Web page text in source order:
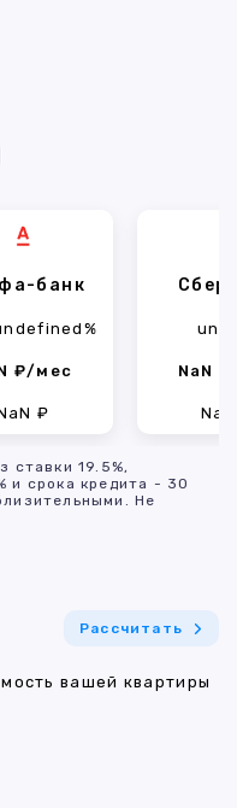
банк
₽/мес
₽
NaN
ставки 19.5%,
и срока кредита - 30
Не
Рассчитать
вашей квартиры